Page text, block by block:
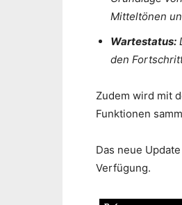
Mitteltönen
Wartestatus:
den
Zudem wird mit
Funktionen
Das neue
Verfügung.